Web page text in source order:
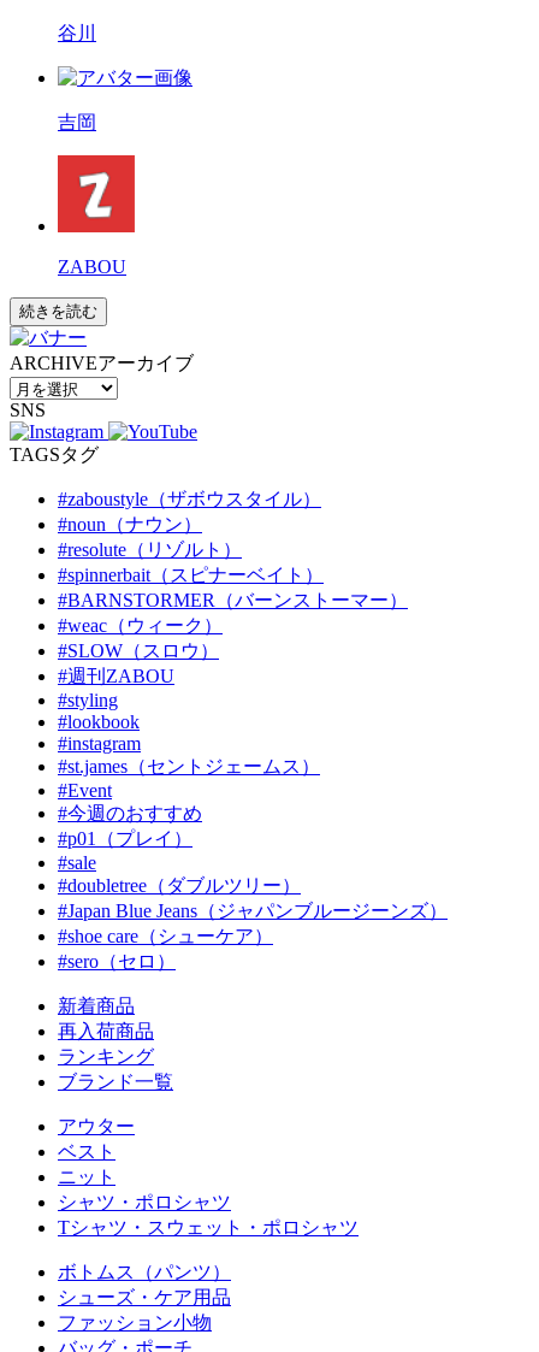
谷川
吉岡
ZABOU
続きを読む
ARCHIVEアーカイブ
SNS
TAGSタグ
#zaboustyle（ザボウスタイル）
#noun（ナウン）
#resolute（リゾルト）
#spinnerbait（スピナーベイト）
#BARNSTORMER（バーンストーマー）
#weac（ウィーク）
#SLOW（スロウ）
#週刊ZABOU
#styling
#lookbook
#instagram
#st.james（セントジェームス）
#Event
#今週のおすすめ
#p01（プレイ）
#sale
#doubletree（ダブルツリー）
#Japan Blue Jeans（ジャパンブルージーンズ）
#shoe care（シューケア）
#sero（セロ）
新着商品
再入荷商品
ランキング
ブランド一覧
アウター
ベスト
ニット
シャツ・ポロシャツ
Tシャツ・スウェット・ポロシャツ
ボトムス（パンツ）
シューズ・ケア用品
ファッション小物
バッグ・ポーチ